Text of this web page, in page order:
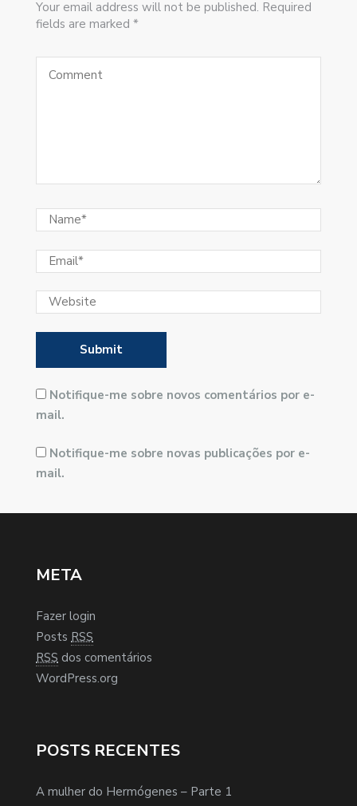
Your email address will not be published. Required
fields are marked *
Notifique-me sobre novos comentários por e-
mail.
Notifique-me sobre novas publicações por e-
mail.
META
Fazer login
Posts RSS
RSS dos comentários
WordPress.org
POSTS RECENTES
A mulher do Hermógenes – Parte 1